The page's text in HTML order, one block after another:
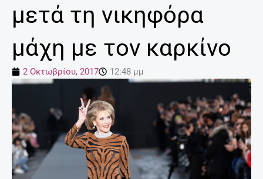
μετά τη νικηφόρα
μάχη με τον καρκίνο
2 Οκτωβρίου, 2017 12:48 μμ